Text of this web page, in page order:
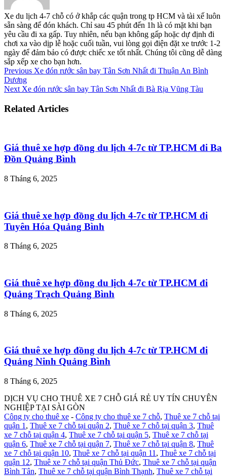
Xe du lịch 4-7 chỗ có ở khắp các quận trong tp HCM và tài xế luôn
sẵn sàng để đón khách. Chỉ sau 45 phút đến 1h là có mặt khi bạn
yêu cầu đi xa gấp. Tuy nhiên, nếu bạn không gấp hoặc dự định đi
chơi xa vào dịp lễ hoặc cuối tuần, vui lòng gọi điện đặt xe trước 1-2
ngày để đảm bảo có được chiếc xe tốt nhất. Chúng tôi cũng dễ dàng
sắp xếp xe cho bạn hơn.
Previous Xe đón rước sân bay Tân Sơn Nhất đi Thuận An Bình
Dương
Next Xe đón rước sân bay Tân Sơn Nhất đi Bà Rịa Vũng Tàu
Related Articles
Giá thuê xe hợp đồng du lịch 4-7c từ TP.HCM đi Ba
Đồn Quảng Bình
8 Tháng 6, 2025
Giá thuê xe hợp đồng du lịch 4-7c từ TP.HCM đi
Tuyên Hóa Quảng Bình
8 Tháng 6, 2025
Giá thuê xe hợp đồng du lịch 4-7c từ TP.HCM đi
Quảng Trạch Quảng Bình
8 Tháng 6, 2025
Giá thuê xe hợp đồng du lịch 4-7c từ TP.HCM đi
Quảng Ninh Quảng Bình
8 Tháng 6, 2025
DỊCH VỤ CHO THUÊ XE 7 CHỖ GIÁ RẺ UY TÍN CHUYÊN
NGHIỆP TẠI SÀI GÒN
Công ty cho thuê xe - Công ty cho thuê xe 7 chỗ, Thuê xe 7 chỗ tại
quận 1 , Thuê xe 7 chỗ tại quận 2, Thuê xe 7 chỗ tại quận 3, Thuê
xe 7 chỗ tại quận 4, Thuê xe 7 chỗ tại quận 5, Thuê xe 7 chỗ tại
quận 6, Thuê xe 7 chỗ tại quận 7, Thuê xe 7 chỗ tại quận 8, Thuê
xe 7 chỗ tại quận 10, Thuê xe 7 chỗ tại quận 11 , Thuê xe 7 chỗ tại
quận 12, Thuê xe 7 chỗ tại quận Thủ Đức, Thuê xe 7 chỗ tại quận
Bình Tân, Thuê xe 7 chỗ tại quận Bình Thạnh, Thuê xe 7 chỗ tại